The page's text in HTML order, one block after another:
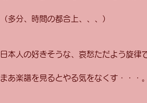
（多分、時間の都合上、、、）
日本人の好きそうな、哀愁ただよう旋律
まあ楽譜を見るとやる気をなくす・・・